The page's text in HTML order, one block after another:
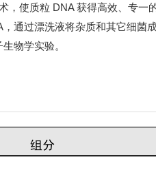
，使质粒 DNA 获得高效、专
通过漂洗液将杂质和其它细
物学实验。